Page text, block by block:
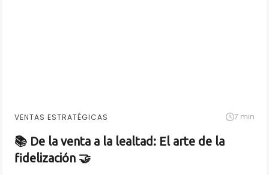
VENTAS ESTRATÉGICAS 7 min
📚 De la venta a la lealtad: El arte de la
fidelización 🤝